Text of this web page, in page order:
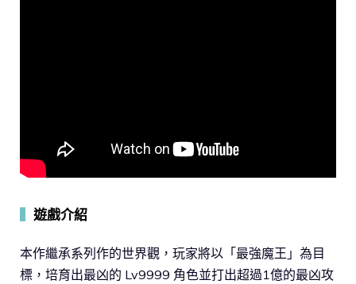
遊戲介紹
本作繼承系列作的世界觀，玩家將以「最強魔王」為目
標，培育出最凶的 Lv9999 角色並打出超過1億的最凶攻